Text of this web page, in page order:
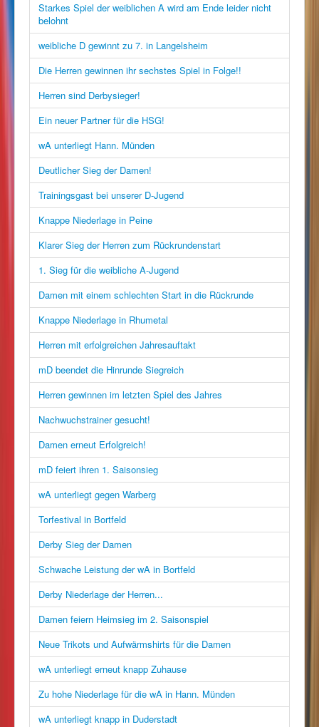
Starkes Spiel der weiblichen A wird am Ende leider nicht
belohnt
weibliche D gewinnt zu 7. in Langelsheim
Die Herren gewinnen ihr sechstes Spiel in Folge!!
Herren sind Derbysieger!
Ein neuer Partner für die HSG!
wA unterliegt Hann. Münden
Deutlicher Sieg der Damen!
Trainingsgast bei unserer D-Jugend
Knappe Niederlage in Peine
Klarer Sieg der Herren zum Rückrundenstart
1. Sieg für die weibliche A-Jugend
Damen mit einem schlechten Start in die Rückrunde
Knappe Niederlage in Rhumetal
Herren mit erfolgreichen Jahresauftakt
mD beendet die Hinrunde Siegreich
Herren gewinnen im letzten Spiel des Jahres
Nachwuchstrainer gesucht!
Damen erneut Erfolgreich!
mD feiert ihren 1. Saisonsieg
wA unterliegt gegen Warberg
Torfestival in Bortfeld
Derby Sieg der Damen
Schwache Leistung der wA in Bortfeld
Derby Niederlage der Herren...
Damen feiern Heimsieg im 2. Saisonspiel
Neue Trikots und Aufwärmshirts für die Damen
wA unterliegt erneut knapp Zuhause
Zu hohe Niederlage für die wA in Hann. Münden
wA unterliegt knapp in Duderstadt